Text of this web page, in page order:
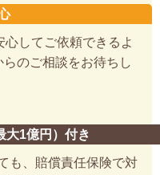
してご依頼できるよ
のご相談をお待ちし
大1億円）付き
も、賠償責任保険で対